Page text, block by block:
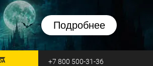
Подробнее
перейти на Zvezda +7 800 500-31-36